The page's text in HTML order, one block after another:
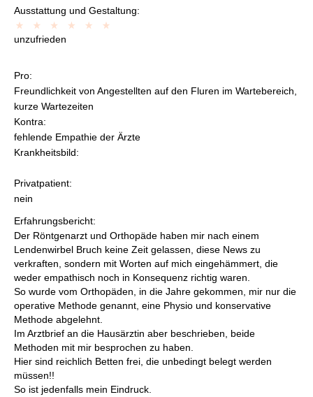
Ausstattung und Gestaltung:
unzufrieden
Pro:
Freundlichkeit von Angestellten auf den Fluren im Wartebereich,
kurze Wartezeiten
Kontra:
fehlende Empathie der Ärzte
Krankheitsbild:
Privatpatient:
nein
Erfahrungsbericht:
Der Röntgenarzt und Orthopäde haben mir nach einem
Lendenwirbel Bruch keine Zeit gelassen, diese News zu
verkraften, sondern mit Worten auf mich eingehämmert, die
weder empathisch noch in Konsequenz richtig waren.
So wurde vom Orthopäden, in die Jahre gekommen, mir nur die
operative Methode genannt, eine Physio und konservative
Methode abgelehnt.
Im Arztbrief an die Hausärztin aber beschrieben, beide
Methoden mit mir besprochen zu haben.
Hier sind reichlich Betten frei, die unbedingt belegt werden
müssen!!
So ist jedenfalls mein Eindruck.